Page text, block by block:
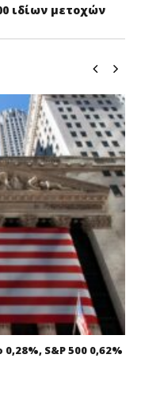
ιδίων μετοχών
S&P 500 0,62%